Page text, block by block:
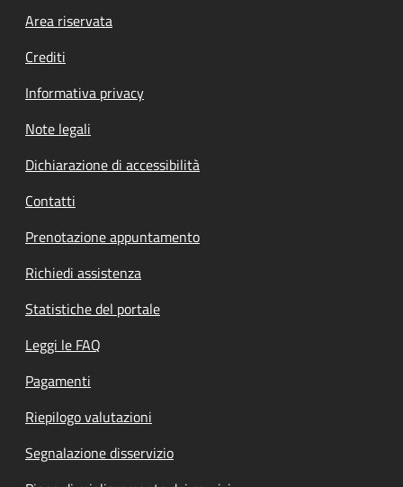
Footer menu
Area riservata
Crediti
Informativa privacy
Note legali
Dichiarazione di accessibilità
Contatti
Prenotazione appuntamento
Richiedi assistenza
Statistiche del portale
Leggi le FAQ
Pagamenti
Riepilogo valutazioni
Segnalazione disservizio